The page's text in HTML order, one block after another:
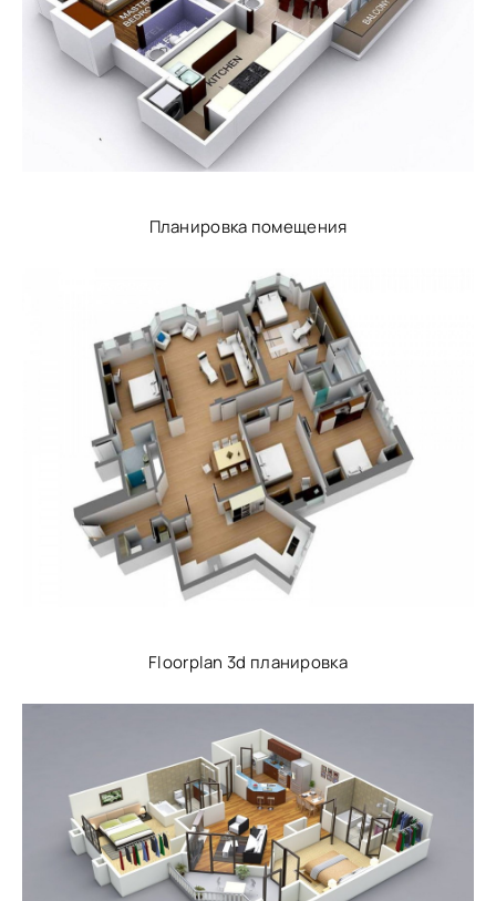
Планировка помещения
Floorplan 3d планировка